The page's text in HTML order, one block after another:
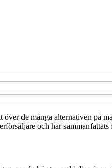
de många alternativen på
och har